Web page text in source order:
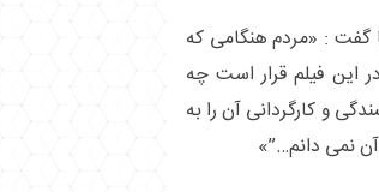
گفت : «مردم هنگامی که
این فیلم قرار است چه
و کارگردانی آن را به
نمی دانم…”»